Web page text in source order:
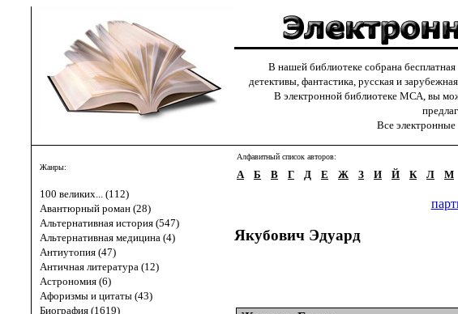
В нашей библиотеке собрана
детективы, фантастика, русская и
В электронной библиотеке МСА, вы
Все
Жанры:
100 великих... (112)
Авантюрный роман (28)
Альтернативная история (547)
Альтернативная медицина (4)
Антиутопия (47)
Античная литература (12)
Астрономия (6)
Афоризмы и цитаты (43)
Биография (1619)
Алфавитный список авторов:
А Б В Г Д Е Ж З И Й К Л М
Якубович Эдуард